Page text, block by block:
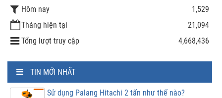
Hôm nay
1,529
Tháng hiện tại
21,094
Tổng lượt truy cập
4,668,436
TIN MỚI NHẤT
Sử dụng Palang Hitachi 2 tấn như thế nào?